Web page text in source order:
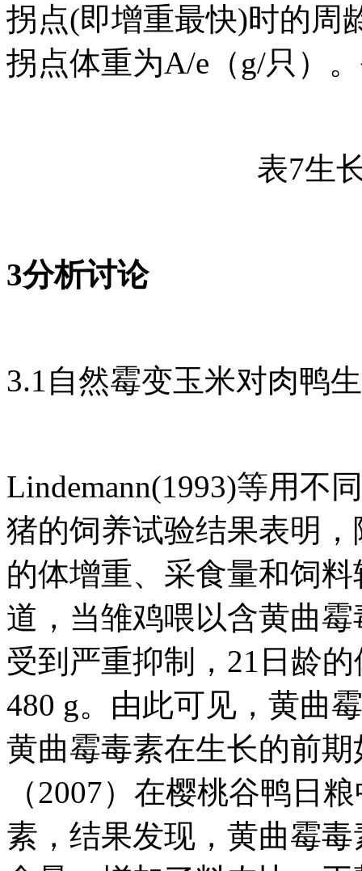
拐点(即增重最快)时的周
拐点体重为A/e（g/只）
表7生
3分析讨论
3.1自然霉变玉米对肉鸭
Lindemann(1993)等用不
猪的饲养试验结果表明
的体增重、采食量和饲
道，当雏鸡喂以含黄曲
受到严重抑制，21日龄
480 g。由此可见，黄曲
黄曲霉毒素在生长的前
（2007）在樱桃谷鸭日
素，结果发现，黄曲霉